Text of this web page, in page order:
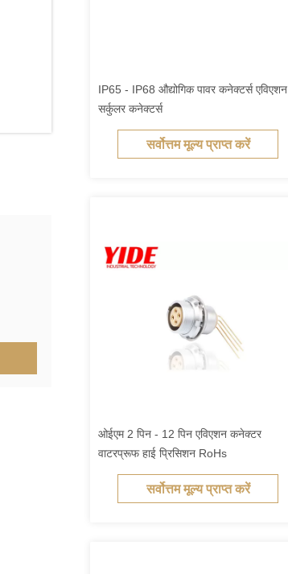
IP65 - IP68 औद्योगिक पावर कनेक्टर्स एविएशन
सर्कुलर कनेक्टर्स
सर्वोत्तम मूल्य प्राप्त करें
ओईएम 2 पिन - 12 पिन एविएशन कनेक्टर
वाटरप्रूफ हाई प्रिसिशन RoHs
सर्वोत्तम मूल्य प्राप्त करें